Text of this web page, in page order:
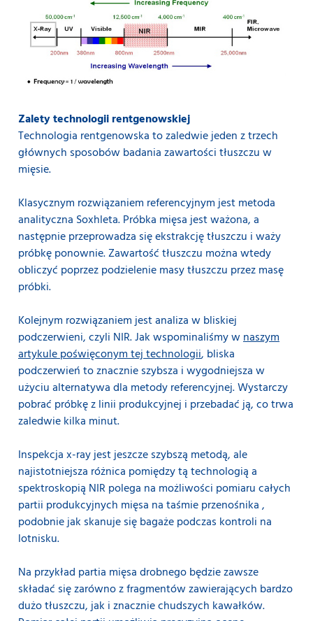
Zalety technologii rentgenowskiej
Technologia rentgenowska to zaledwie jeden z trzech
głównych sposobów badania zawartości tłuszczu w
mięsie.
Klasycznym rozwiązaniem referencyjnym jest metoda
analityczna Soxhleta. Próbka mięsa jest ważona, a
następnie przeprowadza się ekstrakcję tłuszczu i waży
próbkę ponownie. Zawartość tłuszczu można wtedy
obliczyć poprzez podzielenie masy tłuszczu przez masę
próbki.
Kolejnym rozwiązaniem jest analiza w bliskiej
podczerwieni, czyli NIR. Jak wspominaliśmy wnaszym
artykule poświęconym tej technologii, bliska
podczerwień to znacznie szybsza i wygodniejsza w
użyciu alternatywa dla metody referencyjnej. Wystarczy
pobrać próbkę z linii produkcyjnej i przebadać ją, co trwa
zaledwie kilka minut.
Inspekcja x-ray jest jeszcze szybszą metodą, ale
najistotniejsza różnica pomiędzy tą technologią a
spektroskopią NIR polega na możliwości pomiaru całych
partii produkcyjnych mięsa na taśmie przenośnika ,
podobnie jak skanuje się bagaże podczas kontroli na
lotnisku.
Na przykład partia mięsa drobnego będzie zawsze
składać się zarówno z fragmentów zawierających bardzo
dużo tłuszczu, jak i znacznie chudszych kawałków.